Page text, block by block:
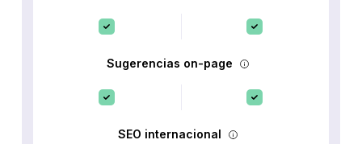
Sugerencias on-page
SEO internacional